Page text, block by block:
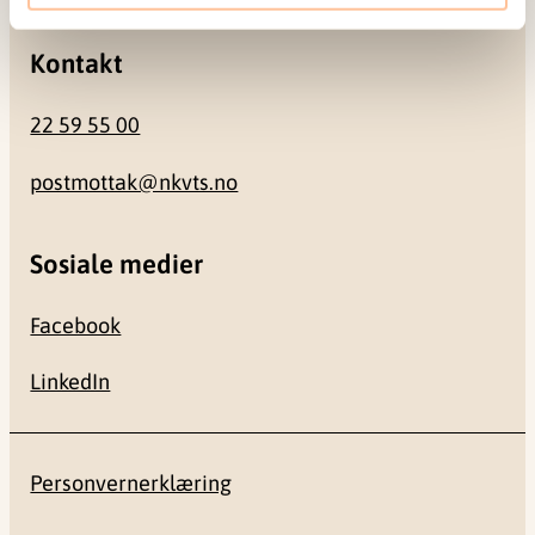
Kontakt
22 59 55 00
postmottak@nkvts.no
Sosiale medier
Facebook
LinkedIn
Personvernerklæring